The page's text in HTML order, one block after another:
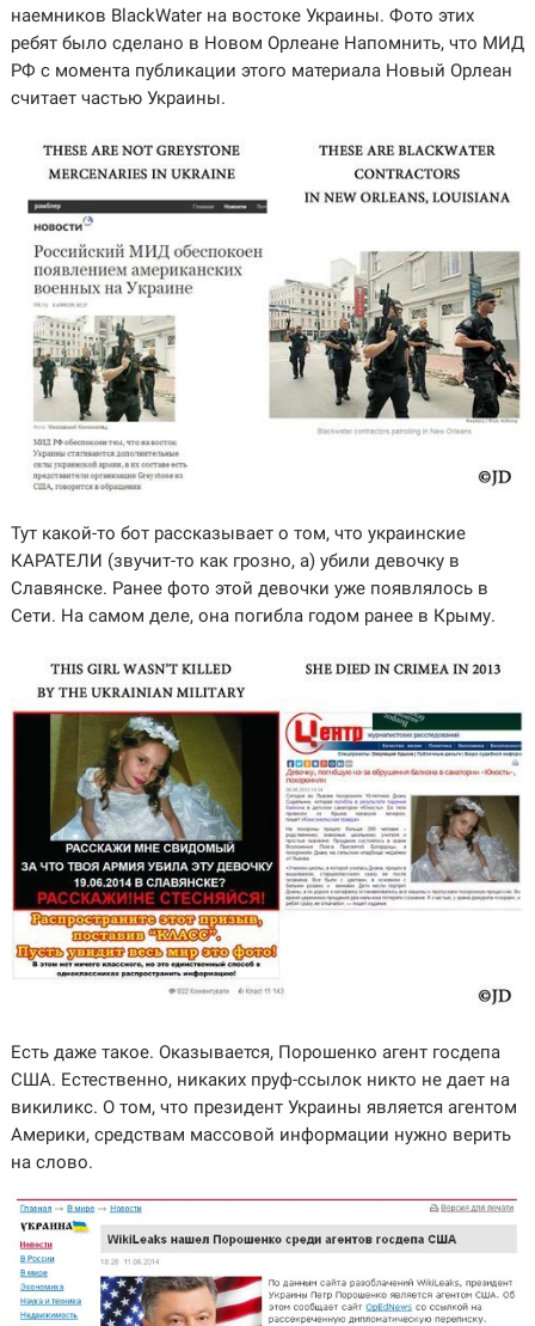
наемников BlackWater на востоке Украины. Фото этих
ребят было сделано в Новом Орлеане Напомнить, что МИД
РФ с момента публикации этого материала Новый Орлеан
считает частью Украины.
Тут какой-то бот рассказывает о том, что украинские
КАРАТЕЛИ (звучит-то как грозно, а) убили девочку в
Славянске. Ранее фото этой девочки уже появлялось в
Сети. На самом деле, она погибла годом ранее в Крыму.
Есть даже такое. Оказывается, Порошенко агент госдепа
США. Естественно, никаких пруф-ссылок никто не дает на
викиликс. О том, что президент Украины является агентом
Америки, средствам массовой информации нужно верить
на слово.